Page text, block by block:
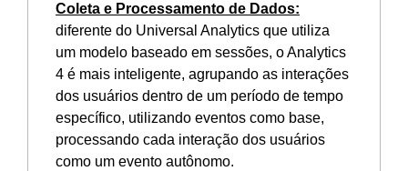
Coleta e Processamento de Dados:
diferente do Universal Analytics que utiliza
um modelo baseado em sessões, o Analytics
4 é mais inteligente, agrupando as interações
dos usuários dentro de um período de tempo
específico, utilizando eventos como base,
processando cada interação dos usuários
como um evento autônomo.